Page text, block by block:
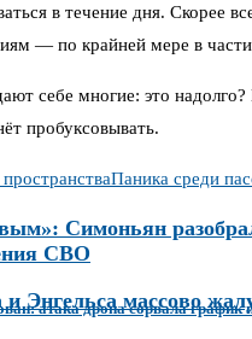
в течение дня. Скорее
— по крайней мере в
себе многие: это
пробуксовывать.
Паника среди
Симоньян
СВО
Энгельса массово
атака дрона сорвала график